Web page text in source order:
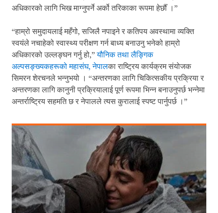
अधिकारको लागि भिख माग्नुपर्ने अर्को तरिकाका रूपमा हेर्छौँ ।”
“हाम्रो समुदायलाई महँगो, सजिलै नपाइने र कतिपय अवस्थामा व्यक्ति
स्वयंले नचाहेको स्वास्थ्य परीक्षण गर्न बाध्य बनाउनु भनेको हाम्रो
अधिकारको उल्लङ्घन गर्नु हो,”यौनिक तथा लैङ्गिक
अल्पसङ्ख्यकहरूको महासंघ, नेपालका राष्ट्रिय कार्यक्रम संयोजक
सिमरन शेरचनले भन्नुभयो । “अन्तरणका लागि चिकित्सकीय प्रक्रिया र
अन्तरणका लागि कानुनी प्रक्रियालाई पूर्ण रूपमा भिन्न बनाउनुपर्छ भन्नेमा
अन्तर्राष्ट्रिय सहमति छ र नेपालले त्यस कुरालाई स्पष्ट पार्नुपर्छ ।”